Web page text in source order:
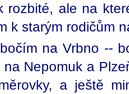
rozbité, ale na
k starým rodičům
na Vrbno --
Nepomuk a
a ještě